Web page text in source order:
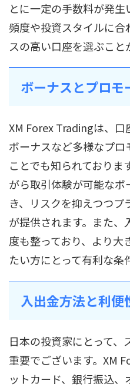
とに一定の手数料が発
頻度や投資スタイルに
スの高い口座を選ぶこと
ボーナスとプロモ
XM Forex Tradingは、
ボーナスなど多様なプロ
ことでも知られておりま
がら取引体験が可能な
き、リスクを抑えつつ
が提供されます。また
度も整っており、より
たい方にとって有利な条
入出金方法と利便
日本の投資家にとって、
重要でございます。XM
ットカード、銀行振込